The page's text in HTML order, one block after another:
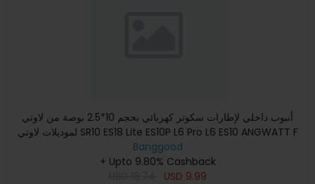
أنبوب داخلي لإطارات سكوتر كهربائي بحجم 10*2.5 بوصة من لاوتي
لموديلات لاوتي SR10 ES18 Lite ES10P L6 Pro L6 ES10 ANGWATT F
Banggood
+ Upto 9.80% Cashback
USD 9.99